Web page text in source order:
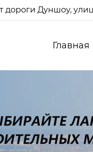
Дуншоу,
Главная